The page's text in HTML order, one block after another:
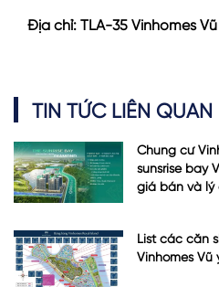
Địa chỉ: TLA-35 Vinhomes
TIN TỨC LIÊN QUAN
Chung cư
sunsrise bay
giá bán và lý
List các căn
Vinhomes Vũ